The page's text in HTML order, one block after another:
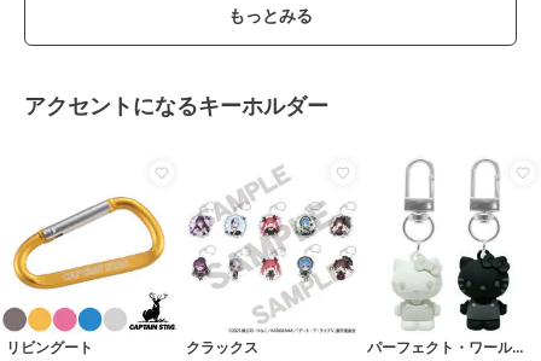
もっとみる
アクセントになるキーホルダー
リビングート クラックス パーフェクト・ワールド・トーキョー